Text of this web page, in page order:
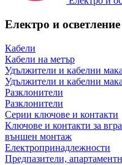
Електро и осветление
Кабели
Кабели на метър
Удължители и кабелни
Удължители и кабелни
Разклонители
Разклонители
Серии ключове и контакти
Ключове и контакти за
външен монтаж
Електропринадлежности
Предпазители,